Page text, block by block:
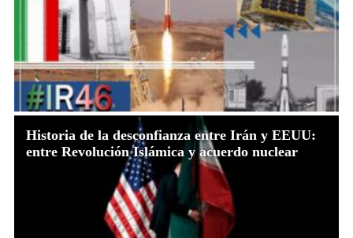
Historia de la desconfianza entre Irán y EEUU:
entre Revolución Islámica y acuerdo nuclear